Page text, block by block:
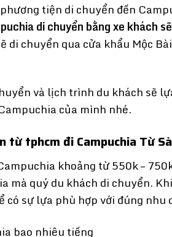
tiện di chuyển đến
di chuyển bằng xe khách
di chuyển qua cửa khẩu Mộc
và lịch trình du khách sẽ
của mình nhé.
từ tphcm đi Campuchia Từ
khoảng từ 550k –
mà quý du khách di chuyển.
có sự lựa phù hợp với đúng nhu